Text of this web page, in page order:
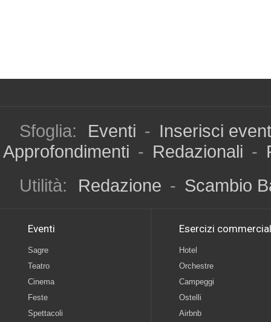
Sfoglia: Eventi - Inserisci
Approfondimenti - Redazionali -
Utilità:
Redazione - Scambio
Eventi
Sagre
Teatro
Cinema
Feste
Spettacoli
Esercizi
Hotel
Orchestre
Campeggi
Ostelli
Airbnb